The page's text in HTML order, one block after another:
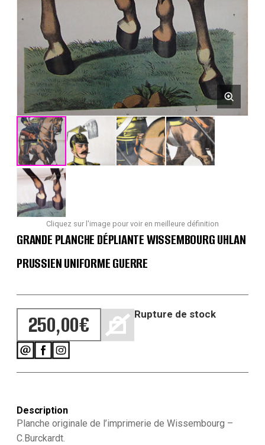
Cliquez sur l'image pour voir en meilleure définition
GRANDE PLANCHE DÉPLIANTE WISSEMBOURG UHLAN
PRUSSIEN UNIFORME GUERRE
250,00€ Rupture de stock
Description
Planche originale de l’imprimerie de Wissembourg –
C.Burckardt.